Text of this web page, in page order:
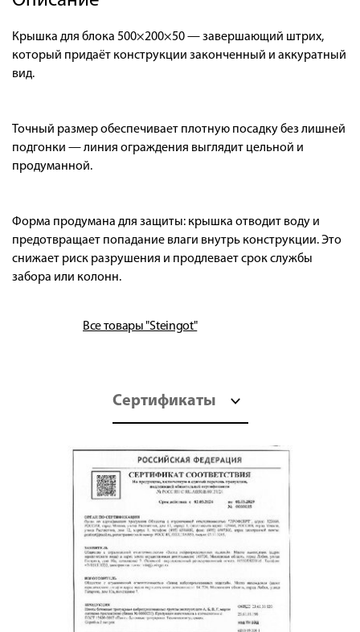
Крышка для блока 500×200×50 — завершающий штрих,
который придаёт конструкции законченный и аккуратный
вид.
Точный размер обеспечивает плотную посадку без лишней
подгонки — линия ограждения выглядит цельной и
продуманной.
Форма продумана для защиты: крышка отводит воду и
предотвращает попадание влаги внутрь конструкции. Это
снижает риск разрушения и продлевает срок службы
забора или колонн.
Все товары "Steingot"
Сертификаты